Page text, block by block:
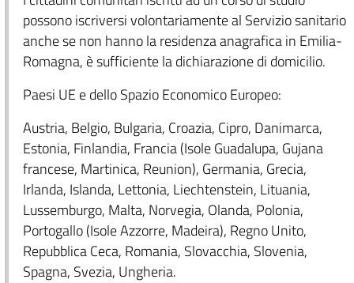
possono iscriversi volontariamente al Servizio sanitario
anche se non hanno la residenza anagrafica in Emilia-
Romagna, è sufficiente la dichiarazione di domicilio.
Paesi UE e dello Spazio Economico Europeo:
Austria, Belgio, Bulgaria, Croazia, Cipro, Danimarca,
Estonia, Finlandia, Francia (Isole Guadalupa, Gujana
francese, Martinica, Reunion), Germania, Grecia,
Irlanda, Islanda, Lettonia, Liechtenstein, Lituania,
Lussemburgo, Malta, Norvegia, Olanda, Polonia,
Portogallo (Isole Azzorre, Madeira), Regno Unito,
Repubblica Ceca, Romania, Slovacchia, Slovenia,
Spagna, Svezia, Ungheria.